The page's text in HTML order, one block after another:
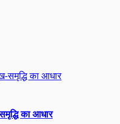
का आधार